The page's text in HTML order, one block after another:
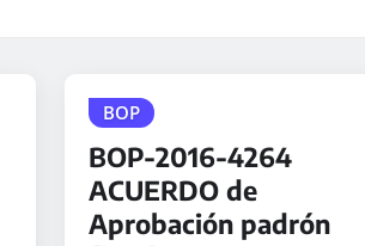
BOP
BOP-2016-4264
ACUERDO de
Aprobación padrón